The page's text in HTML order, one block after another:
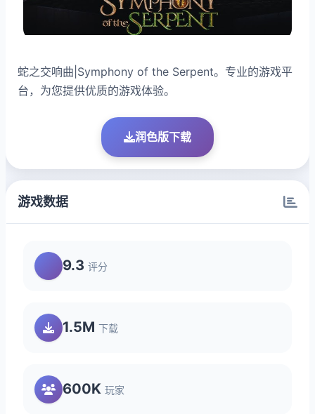
蛇之交响曲|Symphony of the Serpent。专业的游戏平
台，为您提供优质的游戏体验。
润色版下载
游戏数据
9.3 评分
1.5M 下载
600K 玩家